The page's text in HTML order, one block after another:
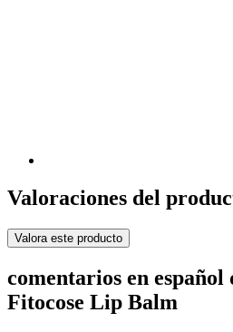
Valoraciones del
Valora este producto
comentarios en
Fitocose Lip Balm